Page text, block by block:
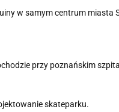
w samym centrum miasta
przy poznańskim
skateparku.